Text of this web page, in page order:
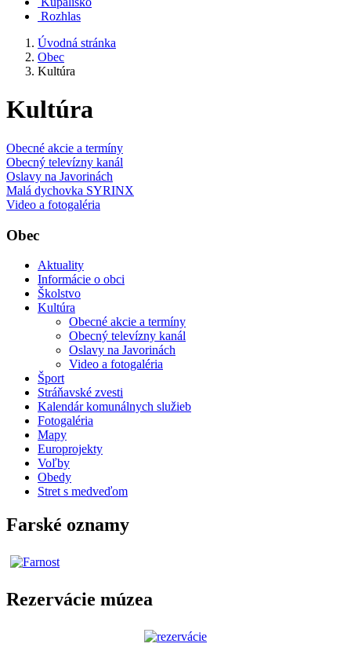
Rozhlas
Úvodná stránka
Obec
Kultúra
Kultúra
Obecné akcie a termíny
Obecný televízny kanál
Oslavy na Javorinách
Malá dychovka SYRINX
Video a fotogaléria
Obec
Aktuality
Informácie o obci
Školstvo
Kultúra
Obecné akcie a termíny
Obecný televízny kanál
Oslavy na Javorinách
Video a fotogaléria
Šport
Stráňavské zvesti
Kalendár komunálnych služieb
Fotogaléria
Mapy
Europrojekty
Voľby
Obedy
Stret s medveďom
Farské oznamy
Rezervácie múzea